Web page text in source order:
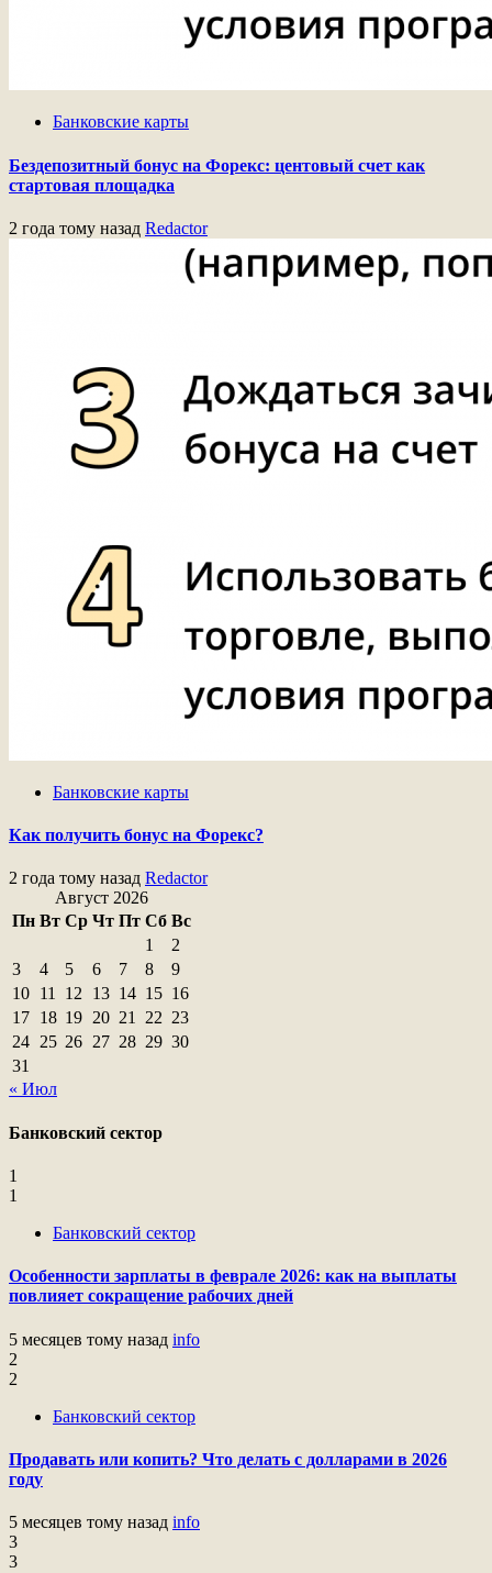
Банковские карты
Бездепозитный бонус на Форекс: центовый счет как
стартовая площадка
2 года тому назад Redactor
Банковские карты
Как получить бонус на Форекс?
2 года тому назад Redactor
Август 2026
Пн Вт Ср Чт Пт Сб Вс
1
2
3
4 5 6 7 8
9
10 11 12 13 14 15 16
17 18 19 20 21 22 23
24 25 26 27 28 29 30
31
« Июл
Банковский сектор
1
1
Банковский сектор
Особенности зарплаты в феврале 2026: как на выплаты
повлияет сокращение рабочих дней
5 месяцев тому назад info
2
2
Банковский сектор
Продавать или копить? Что делать с долларами в 2026
году
5 месяцев тому назад info
3
3